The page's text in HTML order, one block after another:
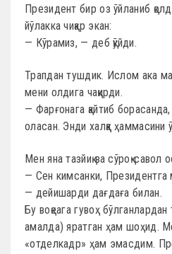
Президент бир оз ўйланиб
йўлакка чиқар экан:
— Кўрамиз, — деб қўйди.
Трапдан тушдик. Ислом ака
мени олдига чақирди.
— Фарғонага қайтиб
оласан. Энди халққа
Мен яна тазйиқ ва сўроқ-савол
— Сен кимсанки, Президентга
— дейишарди дағдаға билан.
Бу воқеага гувоҳ
амалда) яратган ҳам шоҳид.
«отделкадр» ҳам эмасдим.